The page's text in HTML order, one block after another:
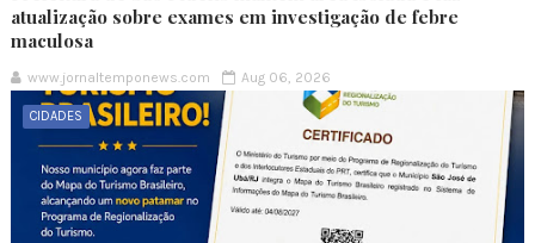
atualização sobre exames em investigação de febre
maculosa
www.jornaltemponews.com Aug 06, 2026
CIDADES